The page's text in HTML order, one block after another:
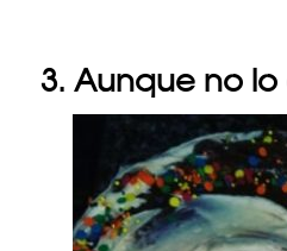
3. Aunque no